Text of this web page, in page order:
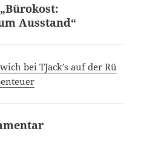
Ausstand“
bei TJack’s auf der Rü